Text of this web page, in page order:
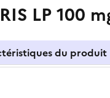
LP
du produit